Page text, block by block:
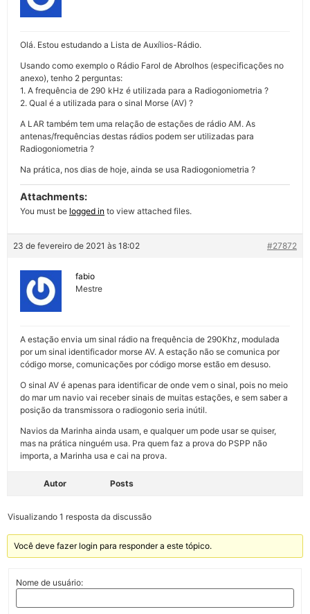
Olá. Estou estudando a Lista de Auxílios-Rádio.
Usando como exemplo o Rádio Farol de Abrolhos (especificações no
anexo), tenho 2 perguntas:
1. A frequência de 290 kHz é utilizada para a Radiogoniometria ?
2. Qual é a utilizada para o sinal Morse (AV) ?
A LAR também tem uma relação de estações de rádio AM. As
antenas/frequências destas rádios podem ser utilizadas para
Radiogoniometria ?
Na prática, nos dias de hoje, ainda se usa Radiogoniometria ?
Attachments:
You must be logged in to view attached files.
23 de fevereiro de 2021 às 18:02 #27872
fabio
Mestre
A estação envia um sinal rádio na frequência de 290Khz, modulada
por um sinal identificador morse AV. A estação não se comunica por
código morse, comunicações por código morse estão em desuso.
O sinal AV é apenas para identificar de onde vem o sinal, pois no meio
do mar um navio vai receber sinais de muitas estações, e sem saber a
posição da transmissora o radiogonio seria inútil.
Navios da Marinha ainda usam, e qualquer um pode usar se quiser,
mas na prática ninguém usa. Pra quem faz a prova do PSPP não
importa, a Marinha usa e cai na prova.
Autor Posts
Visualizando 1 resposta da discussão
Você deve fazer login para responder a este tópico.
Nome de usuário: